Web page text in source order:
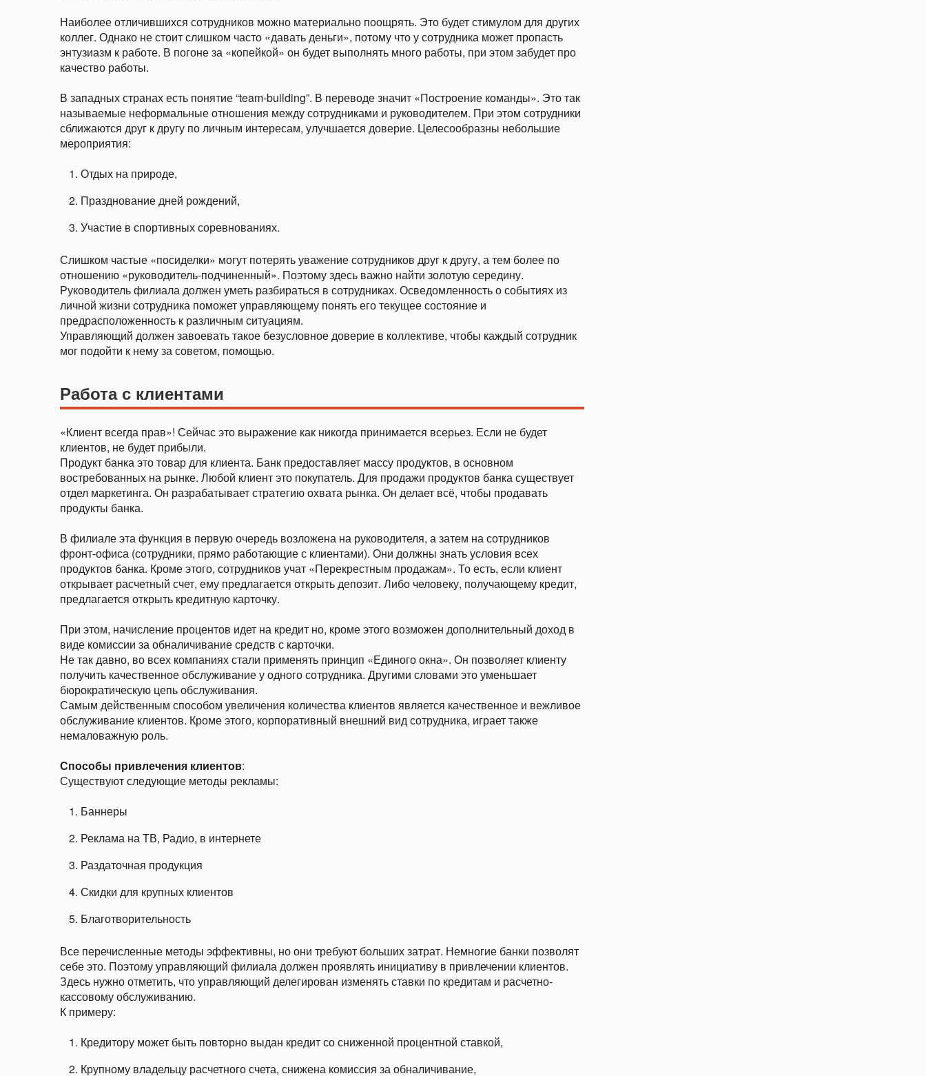
Наиболее отличившихся сотрудников можно материально поощрять. Это будет стимулом для других
коллег. Однако не стоит слишком часто «давать деньги», потому что у сотрудника может пропасть
энтузиазм к работе. В погоне за «копейкой» он будет выполнять много работы, при этом забудет про
качество работы.
В западных странах есть понятие “team-building”. В переводе значит «Построение команды». Это так
называемые неформальные отношения между сотрудниками и руководителем. При этом сотрудники
сближаются друг к другу по личным интересам, улучшается доверие. Целесообразны небольшие
мероприятия:
Отдых на природе,
Празднование дней рождений,
Участие в спортивных соревнованиях.
Слишком частые «посиделки» могут потерять уважение сотрудников друг к другу, а тем более по
отношению «руководитель-подчиненный». Поэтому здесь важно найти золотую середину.
Руководитель филиала должен уметь разбираться в сотрудниках. Осведомленность о событиях из
личной жизни сотрудника поможет управляющему понять его текущее состояние и
предрасположенность к различным ситуациям.
Управляющий должен завоевать такое безусловное доверие в коллективе, чтобы каждый сотрудник
мог подойти к нему за советом, помощью.
Работа с клиентами
«Клиент всегда прав»! Сейчас это выражение как никогда принимается всерьез. Если не будет
клиентов, не будет прибыли.
Продукт банка это товар для клиента. Банк предоставляет массу продуктов, в основном
востребованных на рынке. Любой клиент это покупатель. Для продажи продуктов банка существует
отдел маркетинга. Он разрабатывает стратегию охвата рынка. Он делает всё, чтобы продавать
продукты банка.
В филиале эта функция в первую очередь возложена на руководителя, а затем на сотрудников
фронт-офиса (сотрудники, прямо работающие с клиентами). Они должны знать условия всех
продуктов банка. Кроме этого, сотрудников учат «Перекрестным продажам». То есть, если клиент
открывает расчетный счет, ему предлагается открыть депозит. Либо человеку, получающему кредит,
предлагается открыть кредитную карточку.
При этом, начисление процентов идет на кредит но, кроме этого возможен дополнительный доход в
виде комиссии за обналичивание средств с карточки.
Не так давно, во всех компаниях стали применять принцип «Единого окна». Он позволяет клиенту
получить качественное обслуживание у одного сотрудника. Другими словами это уменьшает
бюрократическую цепь обслуживания.
Самым действенным способом увеличения количества клиентов является качественное и вежливое
обслуживание клиентов. Кроме этого, корпоративный внешний вид сотрудника, играет также
немаловажную роль.
Способы привлечения клиентов:
Существуют следующие методы рекламы:
Баннеры
Реклама на ТВ, Радио, в интернете
Раздаточная продукция
Скидки для крупных клиентов
Благотворительность
Все перечисленные методы эффективны, но они требуют больших затрат. Немногие банки позволят
себе это. Поэтому управляющий филиала должен проявлять инициативу в привлечении клиентов.
Здесь нужно отметить, что управляющий делегирован изменять ставки по кредитам и расчетно-
кассовому обслуживанию.
К примеру:
Кредитору может быть повторно выдан кредит со сниженной процентной ставкой,
Крупному владельцу расчетного счета, снижена комиссия за обналичивание,